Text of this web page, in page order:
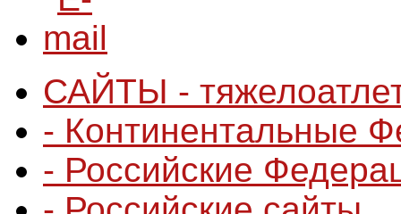
САЙТЫ -
- Континентальные
- Российские